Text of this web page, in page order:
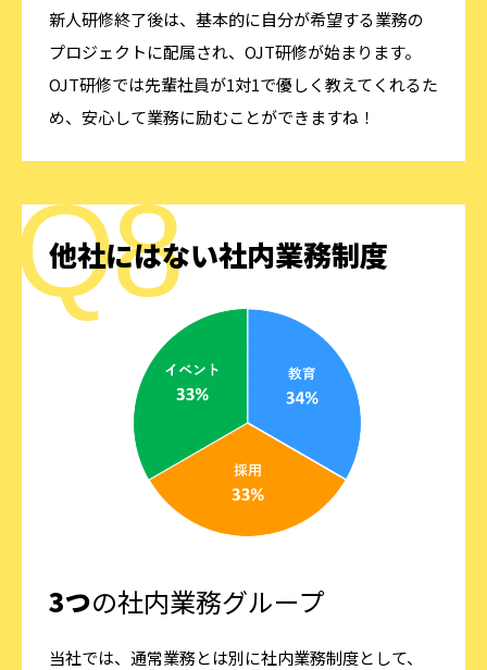
新人研修終了後は、基本的に自分が希望する業務の
プロジェクトに配属され、OJT研修が始まります。
OJT研修では先輩社員が1対1で優しく教えてくれるた
め、安心して業務に励むことができますね！
他社にはない社内業務制度
3つの社内業務グループ
当社では、通常業務とは別に社内業務制度として、